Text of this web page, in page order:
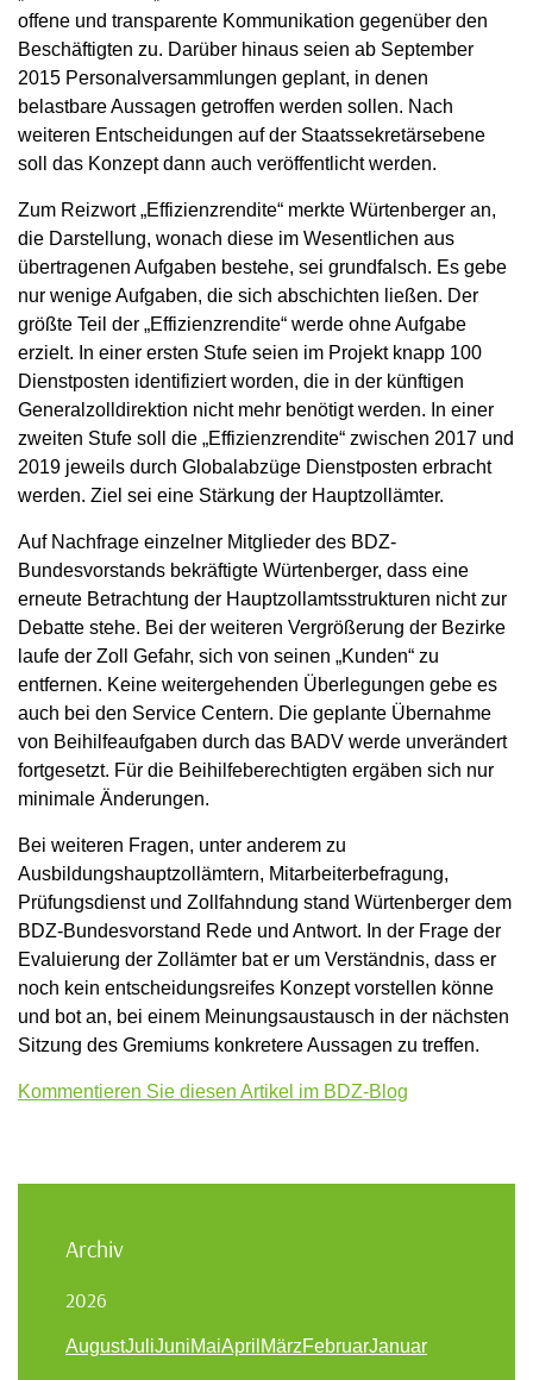
offene und transparente Kommunikation gegenüber den
Beschäftigten zu. Darüber hinaus seien ab September
2015 Personalversammlungen geplant, in denen
belastbare Aussagen getroffen werden sollen. Nach
weiteren Entscheidungen auf der Staatssekretärsebene
soll das Konzept dann auch veröffentlicht werden.
Zum Reizwort „Effizienzrendite“ merkte Würtenberger an,
die Darstellung, wonach diese im Wesentlichen aus
übertragenen Aufgaben bestehe, sei grundfalsch. Es gebe
nur wenige Aufgaben, die sich abschichten ließen. Der
größte Teil der „Effizienzrendite“ werde ohne Aufgabe
erzielt. In einer ersten Stufe seien im Projekt knapp 100
Dienstposten identifiziert worden, die in der künftigen
Generalzolldirektion nicht mehr benötigt werden. In einer
zweiten Stufe soll die „Effizienzrendite“ zwischen 2017 und
2019 jeweils durch Globalabzüge Dienstposten erbracht
werden. Ziel sei eine Stärkung der Hauptzollämter.
Auf Nachfrage einzelner Mitglieder des BDZ-
Bundesvorstands bekräftigte Würtenberger, dass eine
erneute Betrachtung der Hauptzollamtsstrukturen nicht zur
Debatte stehe. Bei der weiteren Vergrößerung der Bezirke
laufe der Zoll Gefahr, sich von seinen „Kunden“ zu
entfernen. Keine weitergehenden Überlegungen gebe es
auch bei den Service Centern. Die geplante Übernahme
von Beihilfeaufgaben durch das BADV werde unverändert
fortgesetzt. Für die Beihilfeberechtigten ergäben sich nur
minimale Änderungen.
Bei weiteren Fragen, unter anderem zu
Ausbildungshauptzollämtern, Mitarbeiterbefragung,
Prüfungsdienst und Zollfahndung stand Würtenberger dem
BDZ-Bundesvorstand Rede und Antwort. In der Frage der
Evaluierung der Zollämter bat er um Verständnis, dass er
noch kein entscheidungsreifes Konzept vorstellen könne
und bot an, bei einem Meinungsaustausch in der nächsten
Sitzung des Gremiums konkretere Aussagen zu treffen.
Kommentieren Sie diesen Artikel im BDZ-Blog
Archiv
2026
AugustJuliJuniMaiApril MärzFebruarJanuar